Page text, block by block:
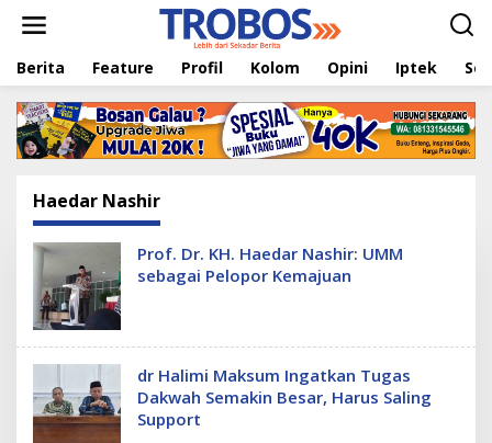
t
Berita Feature Profil Kolom Opini Iptek
Haedar Nashir
Prof. Dr. KH. Haedar Nashir: UMM
sebagai Pelopor Kemajuan
dr Halimi Maksum Ingatkan Tugas
Dakwah Semakin Besar, Harus Saling
Support